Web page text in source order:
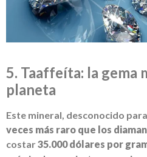
5. Taaffeíta: la gema
planeta
Este mineral, desconocido
veces más raro que los
costar35.000 dólares por